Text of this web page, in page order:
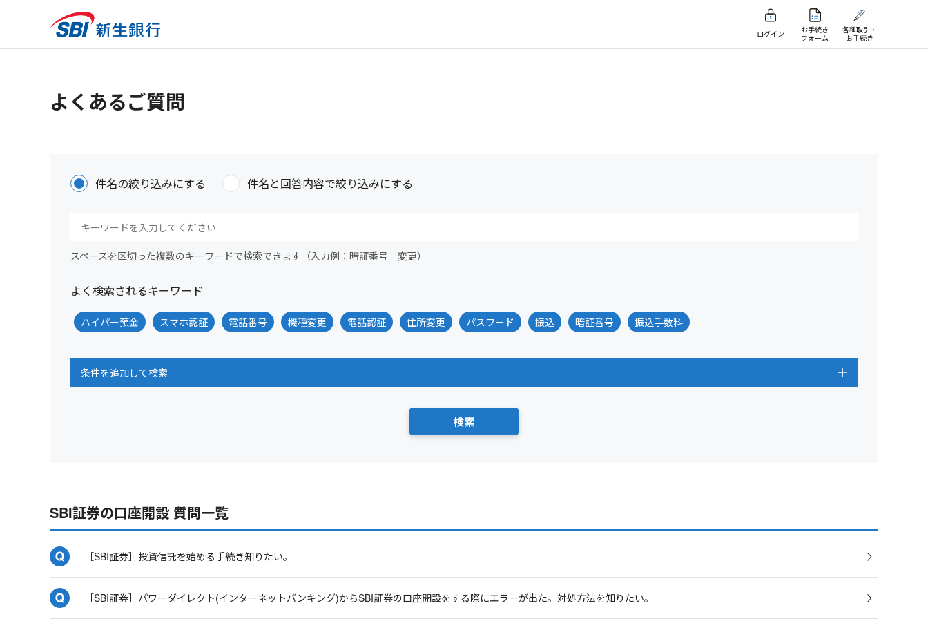
ログイン
お手続き
フォーム
各種取引・
お手続き
よくあるご質問
件名の絞り込みにする 件名と回答内容で絞り込みにする
スペースを区切った複数のキーワードで検索できます（入力例：暗証番号 変更）
よく検索されるキーワード
ハイパー預金 スマホ認証 電話番号 機種変更 電話認証 住所変更 パスワード 振込 暗証番号 振込手数料
条件を追加して検索
SBI証券の口座開設 質問一覧
［SBI証券］投資信託を始める手続き知りたい。
［SBI証券］パワーダイレクト(インターネットバンキング)からSBI証券の口座開設をする際にエラーが出た。対処方法を知りたい。